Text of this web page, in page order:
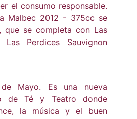
el consumo responsable.
Malbec 2012 - 375cc se
que se completa con Las
Perdices Sauvignon
Mayo. Es una nueva
de Té y Teatro donde
la música y el buen